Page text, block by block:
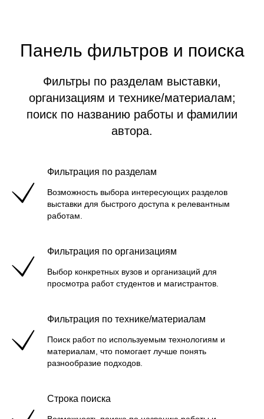
Панель фильтров и поиска
Фильтры по разделам выставки,
организациям и технике/материалам;
поиск по названию работы и фамилии
автора.
Фильтрация по разделам
Возможность выбора интересующих разделов
выставки для быстрого доступа к релевантным
работам.
Фильтрация по организациям
Выбор конкретных вузов и организаций для
просмотра работ студентов и магистрантов.
Фильтрация по технике/материалам
Поиск работ по используемым технологиям и
материалам, что помогает лучше понять
разнообразие подходов.
Строка поиска